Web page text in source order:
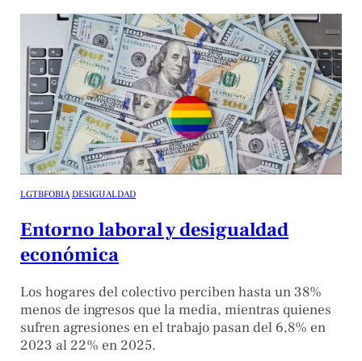
LGTBFOBIA DESIGUALDAD
Entorno laboral y desigualdad
económica
Los hogares del colectivo perciben hasta un 38%
menos de ingresos que la media, mientras quienes
sufren agresiones en el trabajo pasan del 6,8% en
2023 al 22% en 2025.